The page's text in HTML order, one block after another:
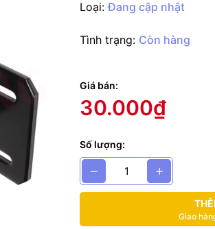
Loại: Đang cập nhật
Tình trạng: Còn hàng
Giá bán:
30.000₫
Số lượng:
Giao